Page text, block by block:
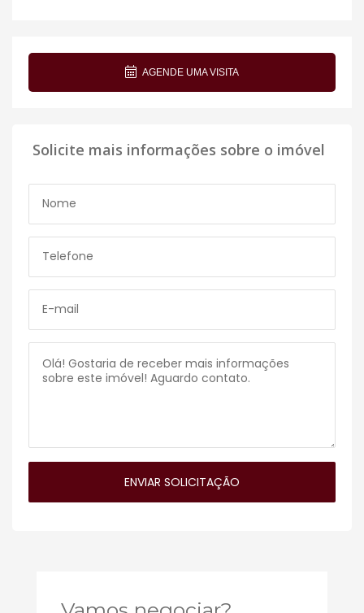
AGENDE UMA VISITA
Solicite mais informações sobre o imóvel